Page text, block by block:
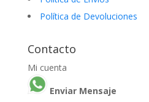
Política de Devoluciones
Contacto
Mi cuenta
Enviar Mensaje